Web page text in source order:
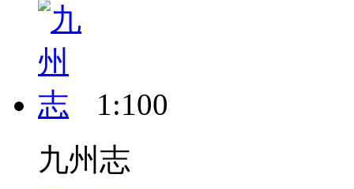
1:100
九州志